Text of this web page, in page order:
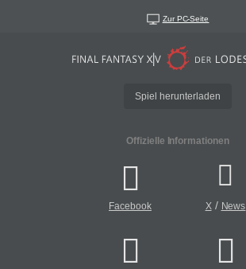
Zur PC-Seite
Spiel herunterladen
Offizielle Informationen
Facebook X/ News